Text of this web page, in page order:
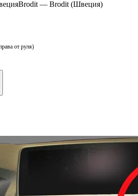
Brodit — Brodit (Швеция)
от руля)